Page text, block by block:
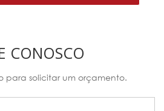
CONOSCO
para solicitar um orçamento.